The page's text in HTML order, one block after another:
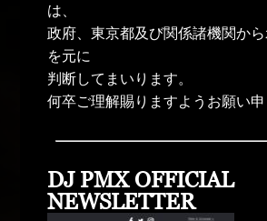
は、
政府、東京都及び関係諸機関か
を元に
判断してまいります。
何卒ご理解賜りますようお願い申
DJ PMX OFFICIAL
NEWSLETTER